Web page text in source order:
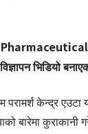
भिडियो
केन्द्र एउटा
बारेमा